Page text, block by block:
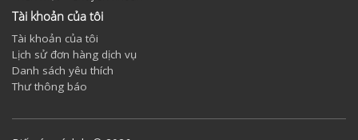
Tài khoản của tôi
Tài khoản của tôi
Lịch sử đơn hàng dịch vụ
Danh sách yêu thích
Thư thông báo